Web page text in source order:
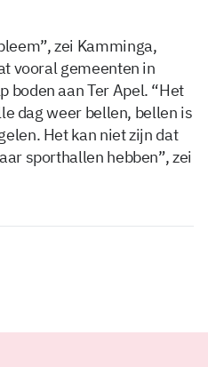
zei Kamminga,
vooral gemeenten in
boden aan Ter Apel. “Het
dag weer bellen, bellen is
Het kan niet zijn dat
sporthallen hebben”, zei